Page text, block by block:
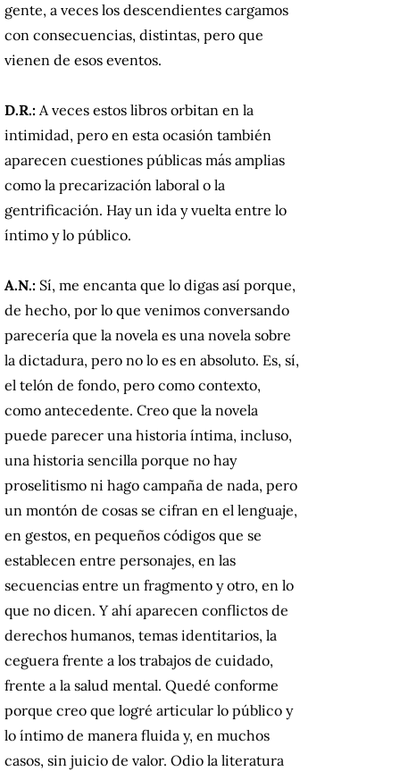
gente, a veces los descendientes cargamos
con consecuencias, distintas, pero que
vienen de esos eventos.
D.R.: A veces estos libros orbitan en la
intimidad, pero en esta ocasión también
aparecen cuestiones públicas más amplias
como la precarización laboral o la
gentrificación. Hay un ida y vuelta entre lo
íntimo y lo público.
A.N.: Sí, me encanta que lo digas así porque,
de hecho, por lo que venimos conversando
parecería que la novela es una novela sobre
la dictadura, pero no lo es en absoluto. Es, sí,
el telón de fondo, pero como contexto,
como antecedente. Creo que la novela
puede parecer una historia íntima, incluso,
una historia sencilla porque no hay
proselitismo ni hago campaña de nada, pero
un montón de cosas se cifran en el lenguaje,
en gestos, en pequeños códigos que se
establecen entre personajes, en las
secuencias entre un fragmento y otro, en lo
que no dicen. Y ahí aparecen conflictos de
derechos humanos, temas identitarios, la
ceguera frente a los trabajos de cuidado,
frente a la salud mental. Quedé conforme
porque creo que logré articular lo público y
lo íntimo de manera fluida y, en muchos
casos, sin juicio de valor. Odio la literatura